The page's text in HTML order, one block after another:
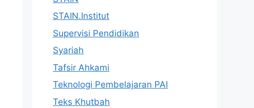
STAIN.Institut
Supervisi Pendidikan
Syariah
Tafsir Ahkami
Teknologi Pembelajaran PAI
Teks Khutbah